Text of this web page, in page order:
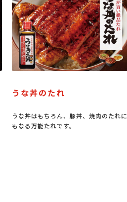
パーティーメニュー
今なら100円お買い物券進呈キャンペー
ン中！